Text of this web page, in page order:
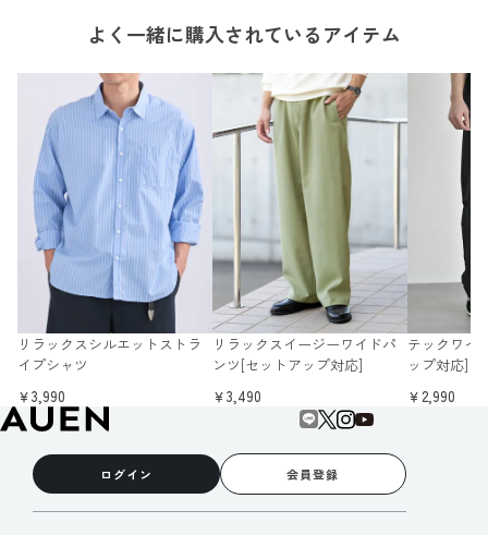
よく一緒に購入されているアイテム
リラックスシルエットストラ
イプシャツ
￥3,990
リラックスイージーワイドパ
ンツ[セットアップ対応]
￥3,490
テックワイ
ップ対応]
￥2,990
ログイン 会員登録